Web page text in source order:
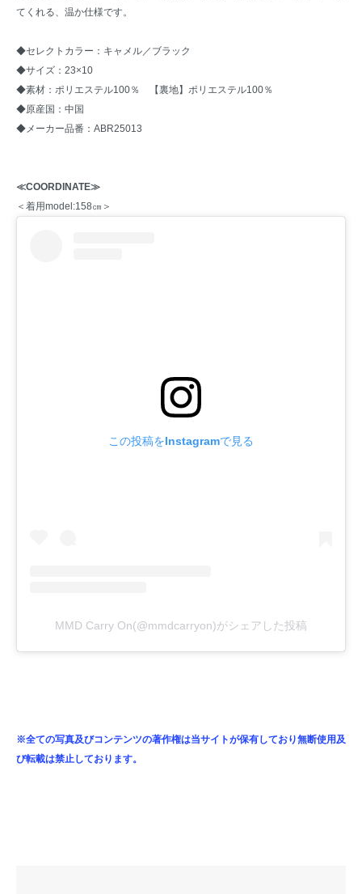
てくれる、温か仕様です。
◆セレクトカラー：キャメル／ブラック
◆サイズ：23×10
◆素材：ポリエステル100％ 【裏地】ポリエステル100％
◆原産国：中国
◆メーカー品番：ABR25013
≪COORDINATE≫
＜着用model:158㎝＞
この投稿をInstagramで見る
MMD Carry On(@mmdcarryon)がシェアした投稿
※全ての写真及びコンテンツの著作権は当サイトが保有しており無断使用及
び転載は禁止しております。